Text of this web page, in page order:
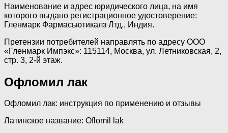
Наименование и адрес юридического лица, на имя
которого выдано регистрационное удостоверение:
Гленмарк Фармасьютикалз Лтд., Индия.
Претензии потребителей направлять по адресу ООО
«Гленмарк Импэкс»: 115114, Москва, ул. Летниковская, 2,
стр. 3, 2-й этаж.
Офломил лак
Офломил лак: инструкция по применению и отзывы
Латинское название: Oflomil lak